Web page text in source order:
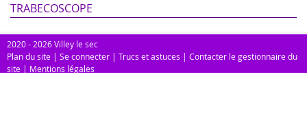
TRABECOSCOPE
2020 - 2026 Villey le sec
Plan du site | Se connecter | Trucs et astuces | Contacter le gestionnaire du
site | Mentions légales